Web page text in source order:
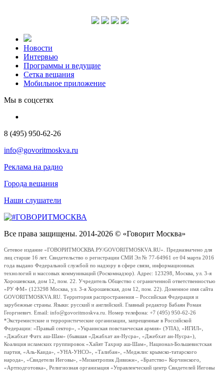
Новости
Интервью
Программы и ведущие
Сетка вещания
Мобильное приложение
Мы в соцсетях
8 (495) 950-62-26
info@govoritmoskva.ru
Реклама на радио
Города вещания
Наши слушатели
Все права защищены. 2014-2026 © «Говорит Москва»
Сетевое издание «ГОВОРИТМОСКВА.РУ/GOVORITMOSKVA.RU». Предназначено для
лиц старше 16 лет. Свидетельство о регистрации СМИ Эл № 77-64961 от 04 марта 2016
года выдано Федеральной службой по надзору в сфере связи, информационных
технологий и массовых коммуникаций (Роскомнадзор). Адрес: 123298, Москва, ул. 3-я
Хорошевская, дом 12, пом. 22. Учредитель Общество с ограниченной ответственностью
«РУ ФМ» (123298 Москва, ул. 3-я Хорошевская, дом 12, пом. 22). Доменное имя сайта
GOVORITMOSKVA.RU. Территория распространения – Российская Федерация и
зарубежные страны. Языки: русский и английский. Главный редактор Бабаян Роман
Георгиевич. Email: info@govoritmoskva.ru. Номер телефона: +7 (495) 950-62-26
*Экстремистские и террористические организации, запрещенные в Российской
Федерации: «Правый сектор», «Украинская повстанческая армия» (УПА), «ИГИЛ»,
«Джабхат Фатх аш-Шам» (бывшая «Джабхат ан-Нусра», «Джебхат ан-Нусра»),
Коалиция исламских группировок «Хайят Тахрир аш-Шам», Национал-Большевистская
партия, «Аль-Каида», «УНА-УНСО», «Талибан», «Меджлис крымско-татарского
народа», «Свидетели Иеговы», «Мизантропик Дивижн», «Братство» Корчинского,
«Артподготовка», Религиозная организация «Управленческий центр Свидетелей Иеговы